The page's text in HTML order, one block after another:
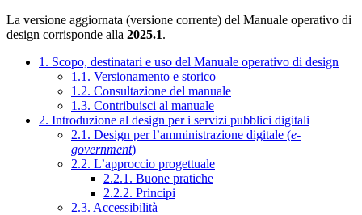
La versione aggiornata (versione corrente) del Manuale operativo di
design corrisponde alla 2025.1.
1. Scopo, destinatari e uso del Manuale operativo di design
1.1. Versionamento e storico
1.2. Consultazione del manuale
1.3. Contribuisci al manuale
2. Introduzione al design per i servizi pubblici digitali
2.1. Design per l’amministrazione digitale (e-
government)
2.2. L’approccio progettuale
2.2.1. Buone pratiche
2.2.2. Principi
2.3. Accessibilità